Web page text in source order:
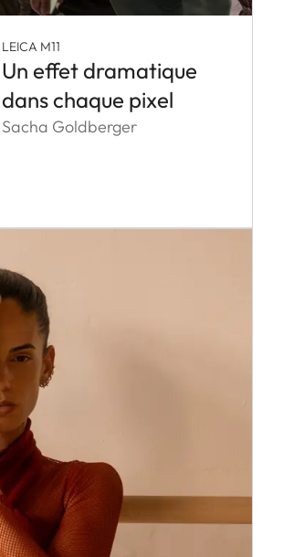
LEICA M11
Un effet dramatique
dans chaque pixel
Sacha Goldberger